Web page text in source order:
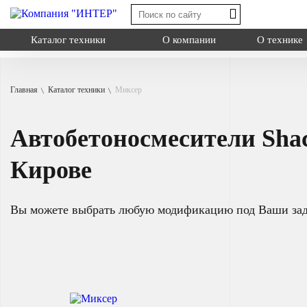
Каталог техники О компании О технике
Shacman X6000
Самосвал
Седельный тягач
Shacman
Главная Каталог техники Миксер
Автобетоносмесители
Кирове
Вы можете выбрать любую модификацию под Ваши